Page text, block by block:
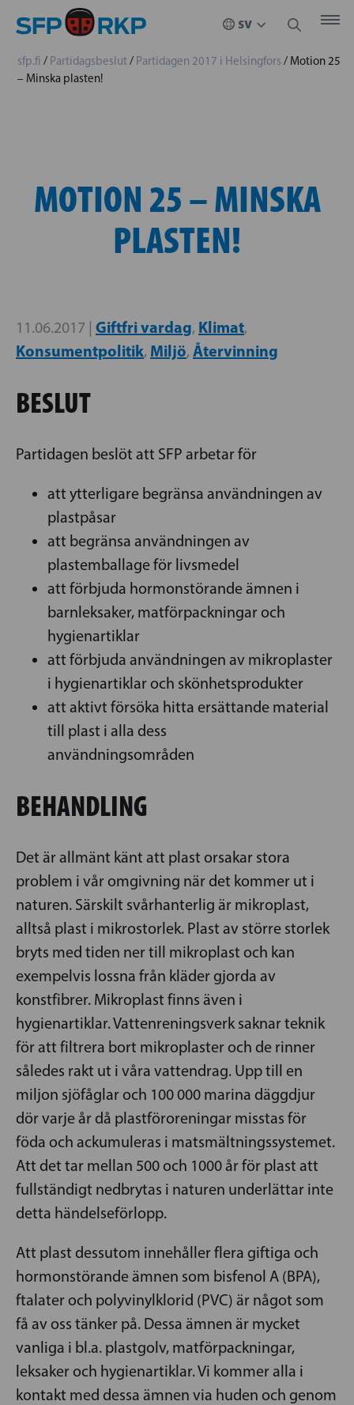
sfp.fi / Partidagsbeslut/ Partidagen 2017 i Helsingfors / Motion 25
– Minska plasten!
MOTION 25 – MINSKA
PLASTEN!
11.06.2017 | Giftfri vardag, Klimat,
Konsumentpolitik, Miljö, Återvinning
BESLUT
Partidagen beslöt att SFP arbetar för
att ytterligare begränsa användningen av
plastpåsar
att begränsa användningen av
plastemballage för livsmedel
att förbjuda hormonstörande ämnen i
barnleksaker, matförpackningar och
hygienartiklar
att förbjuda användningen av mikroplaster
i hygienartiklar och skönhetsprodukter
att aktivt försöka hitta ersättande material
till plast i alla dess
användningsområden
BEHANDLING
Det är allmänt känt att plast orsakar stora
problem i vår omgivning när det kommer ut i
naturen. Särskilt svårhanterlig är mikroplast,
alltså plast i mikrostorlek. Plast av större storlek
bryts med tiden ner till mikroplast och kan
exempelvis lossna från kläder gjorda av
konstfibrer. Mikroplast finns även i
hygienartiklar. Vattenreningsverk saknar teknik
för att filtrera bort mikroplaster och de rinner
således rakt ut i våra vattendrag. Upp till en
miljon sjöfåglar och 100 000 marina däggdjur
dör varje år då plastföroreningar misstas för
föda och ackumuleras i matsmältningssystemet.
Att det tar mellan 500 och 1000 år för plast att
fullständigt nedbrytas i naturen underlättar inte
detta händelseförlopp.
Att plast dessutom innehåller flera giftiga och
hormonstörande ämnen som bisfenol A (BPA),
ftalater och polyvinylklorid (PVC) är något som
få av oss tänker på. Dessa ämnen är mycket
vanliga i bl.a. plastgolv, matförpackningar,
leksaker och hygienartiklar. Vi kommer alla i
kontakt med dessa ämnen via huden och genom